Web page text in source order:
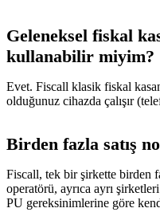
Geleneksel fiskal
kullanabilir miyim?
Evet. Fiscall klasik fiskal
olduğunuz cihazda çalışır
Birden fazla satış
Fiscall, tek bir şirkette birden
operatörü, ayrıca ayrı
PU gereksinimlerine göre